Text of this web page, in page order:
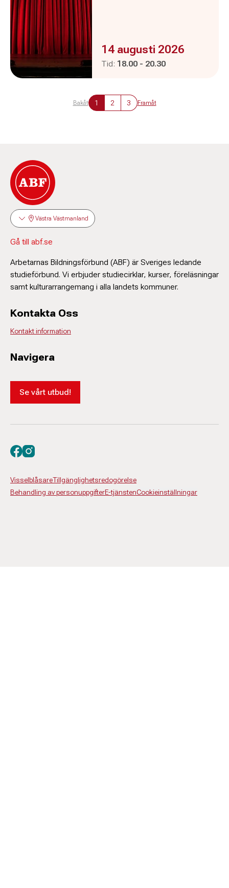
Evenemanget är :
14 augusti 2026
Tid: Pågår mellan
18.00 - och
20.30
Bakåt 1 2 3 Framåt
Västra Västmanland
Gå till abf.se
Arbetarnas Bildningsförbund (ABF) är Sveriges ledande
studieförbund. Vi erbjuder studiecirklar, kurser, föreläsningar
samt kulturarrangemang i alla landets kommuner.
Kontakta Oss
Kontakt information
Navigera
Se vårt utbud!
VisselblåsareTillgänglighetsredogörelse
Behandling av personuppgifterE-tjänstenCookieinställningar
Besök oss på facebook
Besök oss på instagram